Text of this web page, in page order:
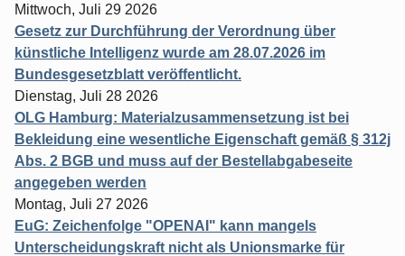
Mittwoch, Juli 29 2026
Gesetz zur Durchführung der Verordnung über
künstliche Intelligenz wurde am 28.07.2026 im
Bundesgesetzblatt veröffentlicht.
Dienstag, Juli 28 2026
OLG Hamburg: Materialzusammensetzung ist bei
Bekleidung eine wesentliche Eigenschaft gemäß § 312j
Abs. 2 BGB und muss auf der Bestellabgabeseite
angegeben werden
Montag, Juli 27 2026
EuG: Zeichenfolge "OPENAI" kann mangels
Unterscheidungskraft nicht als Unionsmarke für